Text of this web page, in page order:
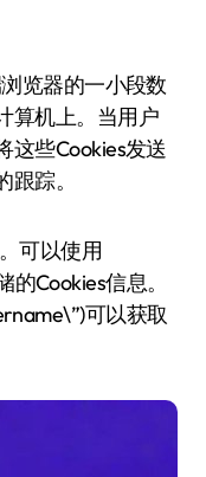
览器的一小段数
算机上。当用户
这些Cookies发送
踪。
可以使用
Cookies信息。
可以获取